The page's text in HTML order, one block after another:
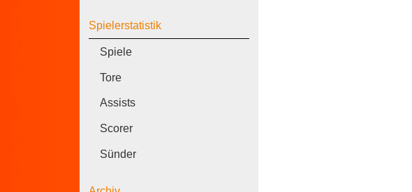
Spielerstatistik
Spiele
Tore
Assists
Scorer
Sünder